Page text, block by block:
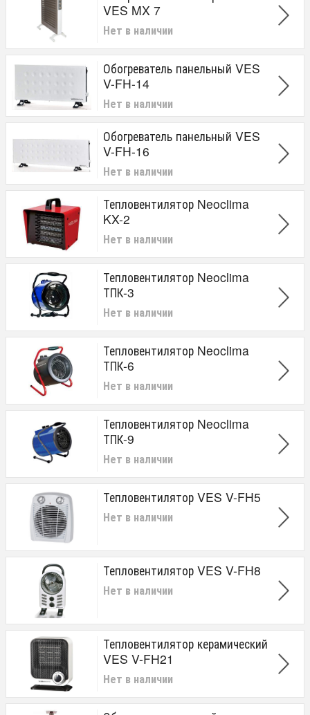
VES MX 7
Нет в наличии
Обогреватель панельный VES
V-FH-14
Нет в наличии
Обогреватель панельный VES
V-FH-16
Нет в наличии
Тепловентилятор Neoclima
KX-2
Нет в наличии
Тепловентилятор Neoclima
ТПК-3
Нет в наличии
Тепловентилятор Neoclima
ТПК-6
Нет в наличии
Тепловентилятор Neoclima
ТПК-9
Нет в наличии
Тепловентилятор VES V-FH5
Нет в наличии
Тепловентилятор VES V-FH8
Нет в наличии
Тепловентилятор керамический
VES V-FH21
Нет в наличии